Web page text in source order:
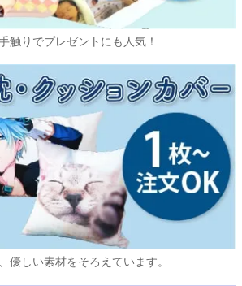
触りでプレゼントにも人気！
優しい素材をそろえています。